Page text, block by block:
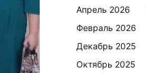
Апрель 2026
Февраль 2026
Декабрь 2025
Октябрь 2025